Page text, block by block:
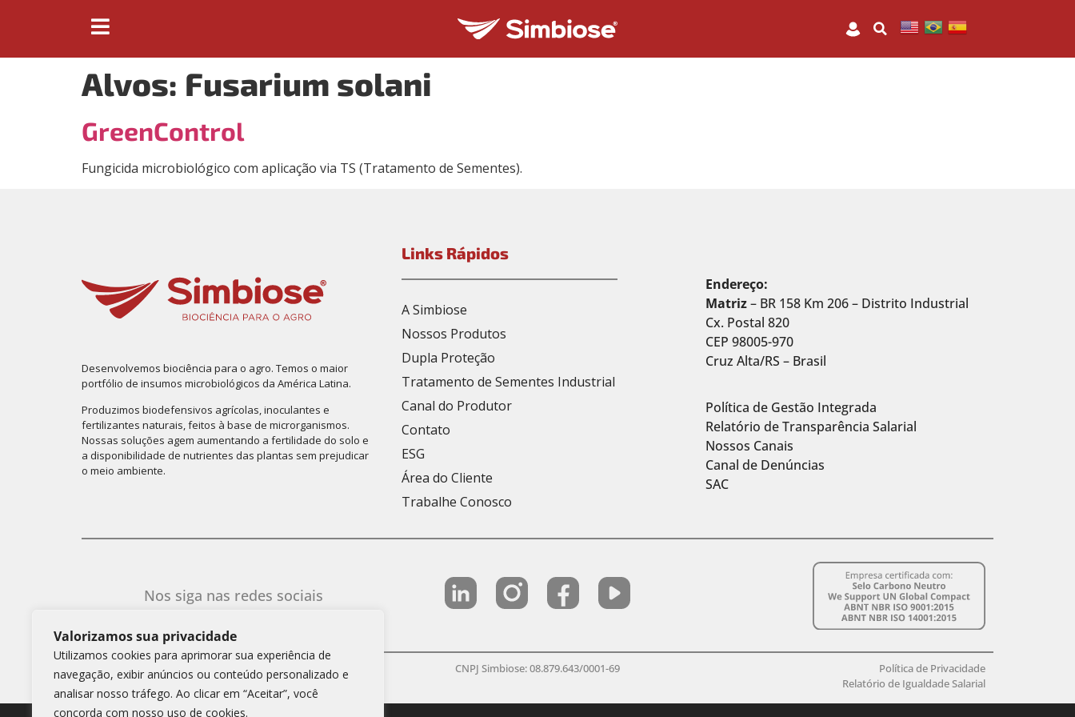
Valorizamos sua privacidade
Utilizamos cookies para aprimorar sua experiência de
navegação, exibir anúncios ou conteúdo personalizado e
analisar nosso tráfego. Ao clicar em “Aceitar”, você
concorda com nosso uso de cookies.
Alvos: Fusarium solani
GreenControl
Fungicida microbiológico com aplicação via TS (Tratamento de Sementes).
Desenvolvemos biociência para o agro. Temos o maior
portfólio de insumos microbiológicos da América Latina.
Produzimos biodefensivos agrícolas, inoculantes e
fertilizantes naturais, feitos à base de microrganismos.
Nossas soluções agem aumentando a fertilidade do solo e
a disponibilidade de nutrientes das plantas sem prejudicar
o meio ambiente.
Links Rápidos
A Simbiose
Nossos Produtos
Dupla Proteção
Tratamento de Sementes Industrial
Canal do Produtor
Contato
ESG
Área do Cliente
Trabalhe Conosco
Endereço:
Matriz– BR 158 Km 206 – Distrito Industrial
Cx. Postal 820
CEP 98005-970
Cruz Alta/RS – Brasil
Política de Gestão Integrada
Relatório de Transparência Salarial
Nossos Canais
Canal de Denúncias
SAC
Nos siga nas redes sociais
Simbiose Copyright 2025 CNPJ Simbiose: 08.879.643/0001-69
Política de Privacidade
Relatório de Igualdade Salarial